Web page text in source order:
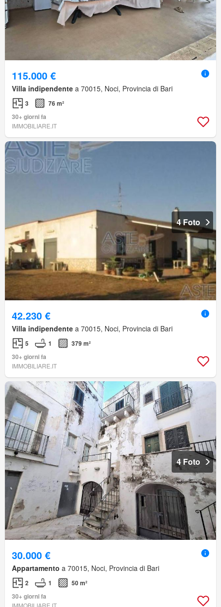
115.000 €
Villa indipendente a 70015, Noci, Provincia di Bari
3
76 m²
30+ giorni fa
IMMOBILIARE.IT
4 Foto
42.230 €
Villa indipendente a 70015, Noci, Provincia di Bari
5 1
379 m²
30+ giorni fa
IMMOBILIARE.IT
4 Foto
30.000 €
Appartamento a 70015, Noci, Provincia di Bari
2 1
50 m²
30+ giorni fa
IMMOBILIARE.IT